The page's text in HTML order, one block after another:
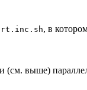
, в
выше)